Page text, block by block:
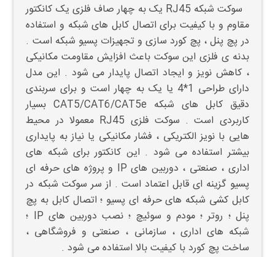
سوکت شبکه RJ45 یک به چهار صاف فلزی یک کانکتور
مقاوم و با کیفیت برای اتصال کابل های شبکه و استفاده
در پچ پنل ، پچ کورد سازی و تجهیزات پسیو شبکه است .
بدنه ی فلزی این سوکت باعث افزایش مقاومت مکانیکی
، کاهش نویز و ایجاد اتصال پایدار می شود . این مدل
دارای طراحی 1*4 یا یک به چهار است و برای سربندی
دقیق کابل های شبکه CAT5/CAT6/CAT5e بسیار
کاربردی است . سوکت فلزی RJ45 معمولا در محیط
هایی با نویز الکتریکی ، فشار مکانیکی یا نیاز به پایداری
بیشتر استفاده می شود . این کانکتور برای شبکه های
اداری ، صنعتی ، دوربین های IP و پروژه های حرفه ای
پسیو گزینه ای قابل اعتماد است . از سر سوکت شبکه در
کابل کشی شبکه های حرفه ای پسیو ؛ اتصال کابل به پچ
پنل ؛ روتر ؛ مودم و سوئیچ ؛ نصب دوربین های IP ؛
شبکه های اداری ، سازمانی ، صنعتی و فروشگاهی ،
ساخت پچ کورد با کیفیت بالا استفاده می شود .